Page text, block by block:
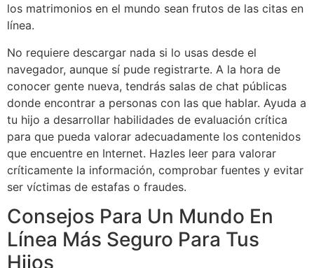
los matrimonios en el mundo sean frutos de las citas en
línea.
No requiere descargar nada si lo usas desde el
navegador, aunque sí pude registrarte. A la hora de
conocer gente nueva, tendrás salas de chat públicas
donde encontrar a personas con las que hablar. Ayuda a
tu hijo a desarrollar habilidades de evaluación crítica
para que pueda valorar adecuadamente los contenidos
que encuentre en Internet. Hazles leer para valorar
críticamente la información, comprobar fuentes y evitar
ser víctimas de estafas o fraudes.
Consejos Para Un Mundo En
Línea Más Seguro Para Tus
Hijos